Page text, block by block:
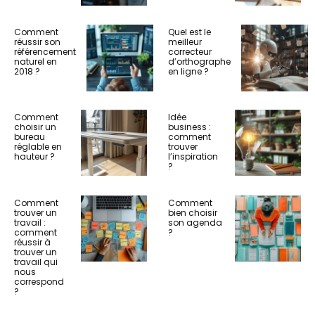
Comment
réussir son
référencement
naturel en
2018 ?
Quel est le
meilleur
correcteur
d’orthographe
en ligne ?
Comment
choisir un
bureau
réglable en
hauteur ?
Idée
business :
comment
trouver
l’inspiration
?
Comment
trouver un
travail :
comment
réussir à
trouver un
travail qui
nous
correspond
?
Comment
bien choisir
son agenda
?